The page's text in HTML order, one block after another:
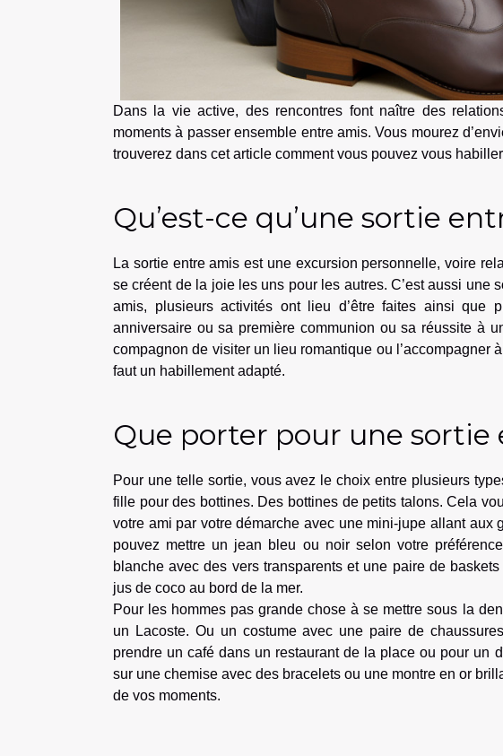
Dans la vie active, des rencontres font naître des
moments à passer ensemble entre amis. Vous mourez
trouverez dans cet article comment vous pouvez vous
Qu’est-ce qu’une sortie
La sortie entre amis est une excursion personnelle, voire
se créent de la joie les uns pour les autres. C’est aussi une
amis, plusieurs activités ont lieu d’être faites ainsi que
anniversaire ou sa première communion ou sa réussite à
compagnon de visiter un lieu romantique ou l’accompagner
faut un habillement adapté.
Que porter pour une sortie
Pour une telle sortie, vous avez le choix entre plusieurs
fille pour des bottines. Des bottines de petits talons. Cela
votre ami par votre démarche avec une mini-jupe allant
pouvez mettre un jean bleu ou noir selon votre
blanche avec des vers transparents et une paire de
jus de coco au bord de la mer.
Pour les hommes pas grande chose à se mettre sous la
un Lacoste. Ou un costume avec une paire de
prendre un café dans un restaurant de la place ou pour un
sur une chemise avec des bracelets ou une montre en or
de vos moments.